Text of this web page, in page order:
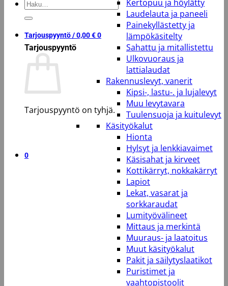
Etsi:
Tarjouspyyntö /0,00€0
Tarjouspyyntö
Tarjouspyyntö on tyhjä.
0
Kertopuu ja höylätty
Laudelauta ja paneeli
Painekyllästetty ja
lämpökäsitelty
Sahattu ja mitallistettu
Ulkovuoraus ja
lattialaudat
Rakennuslevyt, vanerit
Kipsi-, lastu-. ja lujalevyt
Muu levytavara
Tuulensuoja ja kuitulevyt
Käsityökalut
Hionta
Hylsyt ja lenkkiavaimet
Käsisahat ja kirveet
Kottikärryt, nokkakärryt
Lapiot
Lekat, vasarat ja
sorkkaraudat
Lumityövälineet
Mittaus ja merkintä
Muuraus- ja laatoitus
Muut käsityökalut
Pakit ja säilytyslaatikot
Puristimet ja
vaahtopistoolit